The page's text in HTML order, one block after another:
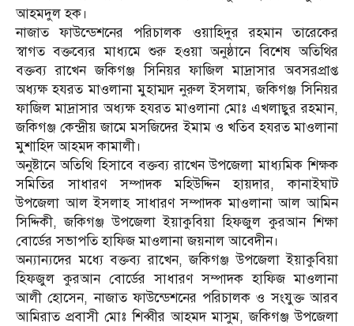
আহমদুল হক।
নাজাত ফাউন্ডেশনের পরিচালক ওয়াহিদুর রহমান তারেকের
স্বাগত বক্তব্যের মাধ্যমে শুরু হওয়া অনুষ্ঠানে বিশেষ অতিথির
বক্তব্য রাখেন জকিগঞ্জ সিনিয়র ফাজিল মাদ্রাসার অবসরপ্রাপ্ত
অধ্যক্ষ হযরত মাওলানা মুহাম্মদ নুরুল ইসলাম, জকিগঞ্জ সিনিয়র
ফাজিল মাদ্রাসার অধ্যক্ষ হযরত মাওলানা মোঃ এখলাছুর রহমান,
জকিগঞ্জ কেন্দ্রীয় জামে মসজিদের ইমাম ও খতিব হযরত মাওলানা
মুশাহিদ আহমদ কামালী।
অনুষ্টানে অতিথি হিসাবে বক্তব্য রাখেন উপজেলা মাধ্যমিক শিক্ষক
সমিতির সাধারণ সম্পাদক মহিউদ্দিন হায়দার, কানাইঘাট
উপজেলা আল ইসলাহ সাধারণ সম্পাদক মাওলানা আল আমিন
সিদ্দিকী, জকিগঞ্জ উপজেলা ইয়াকুবিয়া হিফজুল কুরআন শিক্ষা
বোর্ডের সভাপতি হাফিজ মাওলানা জয়নাল আবেদীন।
অন্যান্যদের মধ্যে বক্তব্য রাখেন, জকিগঞ্জ উপজেলা ইয়াকুবিয়া
হিফজুল কুরআন বোর্ডের সাধারণ সম্পাদক হাফিজ মাওলানা
আলী হোসেন, নাজাত ফাউন্ডেশনের পরিচালক ও সংযুক্ত আরব
আমিরাত প্রবাসী মোঃ শিব্বীর আহমদ মাসুম, জকিগঞ্জ উপজেলা